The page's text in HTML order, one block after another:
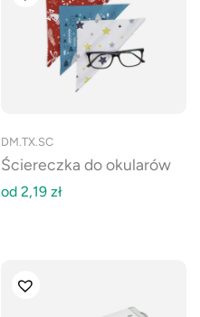
DM.TX.SC
Ściereczka do okularów
od 2,19 zł